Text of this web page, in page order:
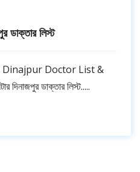
ডাক্তার লিস্ট
Doctor List &
দিনাজপুর ডাক্তার লিস্ট.....